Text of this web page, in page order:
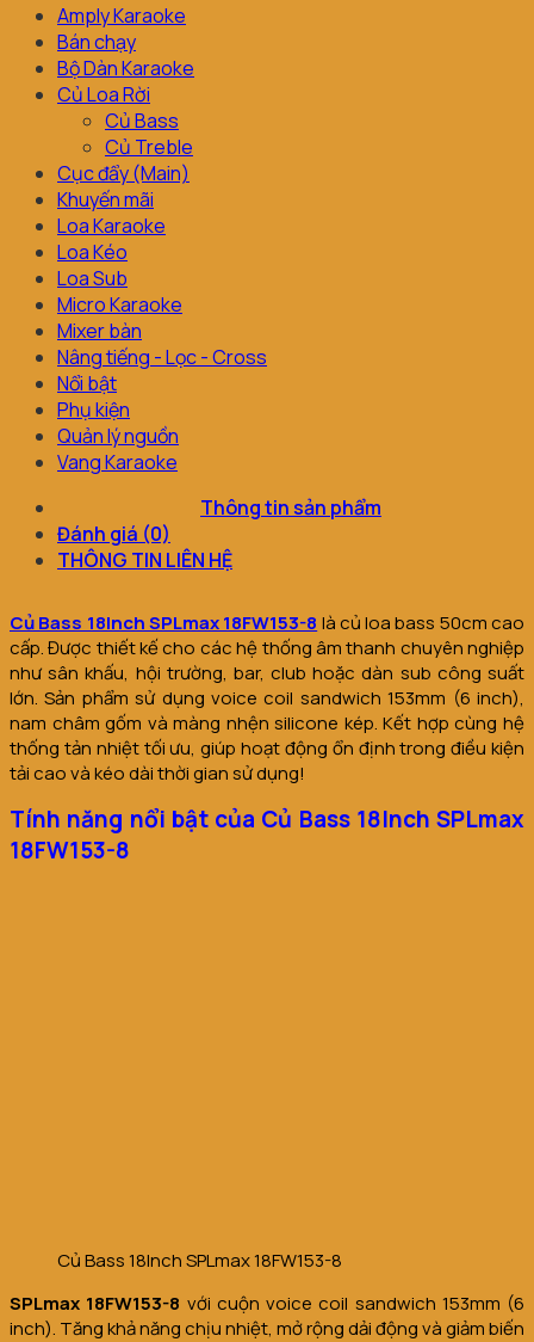
Amply Karaoke
Bán chạy
Bộ Dàn Karaoke
Củ Loa Rời
Củ Bass
Củ Treble
Cục đẩy (Main)
Khuyến mãi
Loa Karaoke
Loa Kéo
Loa Sub
Micro Karaoke
Mixer bàn
Nâng tiếng - Lọc - Cross
Nổi bật
Phụ kiện
Quản lý nguồn
Vang Karaoke
Thông tin sản phẩm
Đánh giá (0)
THÔNG TIN LIÊN HỆ
Củ Bass 18Inch SPLmax 18FW153-8 là củ loa bass 50cm cao
cấp. Được thiết kế cho các hệ thống âm thanh chuyên nghiệp
như sân khấu, hội trường, bar, club hoặc dàn sub công suất
lớn. Sản phẩm sử dụng voice coil sandwich 153mm (6 inch),
nam châm gốm và màng nhện silicone kép. Kết hợp cùng hệ
thống tản nhiệt tối ưu, giúp hoạt động ổn định trong điều kiện
tải cao và kéo dài thời gian sử dụng!
Tính năng nổi bật của Củ Bass 18Inch SPLmax
18FW153-8
Củ Bass 18Inch SPLmax 18FW153-8
SPLmax 18FW153-8 với cuộn voice coil sandwich 153mm (6
inch). Tăng khả năng chịu nhiệt, mở rộng dải động và giảm biến